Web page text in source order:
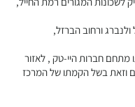
ורחוב הברזל,
מתחם חברות היי-טק , לאזור
וזאת בשל הקמתו של המרכז